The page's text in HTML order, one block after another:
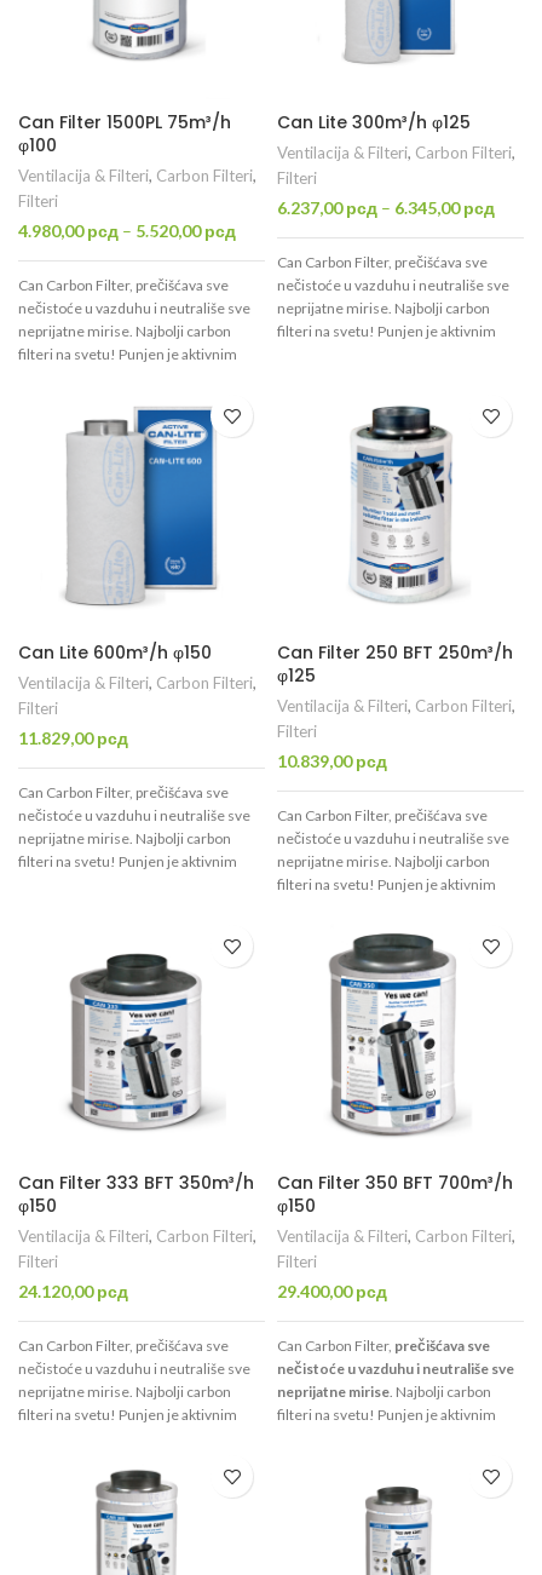
Can Filter 1500PL 75m³/h
φ100
Ventilacija & Filteri, Carbon Filteri,
Filteri
4.980,00рсд – 5.520,00рсд
Can Carbon Filter, prečišćava sve
nečistoće u vazduhu i neutrališe sve
neprijatne mirise. Najbolji carbon
filteri na svetu! Punjen je aktivnim
vazduha. Uspešno prečisti 75m³/h,
ima otvor promera φ100mm.
Can Lite 300m³/h φ125
Ventilacija & Filteri, Carbon Filteri,
Filteri
6.237,00рсд – 6.345,00рсд
Can Carbon Filter, prečišćava sve
nečistoće u vazduhu i neutrališe sve
neprijatne mirise. Najbolji carbon
filteri na svetu! Punjen je aktivnim
ima otvor promera φ100mm. Filter
možete poručiti u izvornom stanju, ali
preporučuje se odabir jedan od dva
nastavaka, promera 100 i 125mm.
Can Lite 600m³/h φ150
Ventilacija & Filteri, Carbon Filteri,
Filteri
11.829,00рсд
Can Carbon Filter, prečišćava sve
nečistoće u vazduhu i neutrališe sve
neprijatne mirise. Najbolji carbon
filteri na svetu! Punjen je aktivnim
ima otvor promera φ150mm.
Can Filter 250 BFT 250m³/h
φ125
Ventilacija & Filteri, Carbon Filteri,
Filteri
10.839,00рсд
Can Carbon Filter, prečišćava sve
nečistoće u vazduhu i neutrališe sve
neprijatne mirise. Najbolji carbon
filteri na svetu! Punjen je aktivnim
namenjen isključivo za filtraciju
vazduha. Uspešno prečisti 250m³/h,
ima otvor promera φ125mm.
Can Filter 333 BFT 350m³/h
φ150
Ventilacija & Filteri, Carbon Filteri,
Filteri
24.120,00рсд
Can Carbon Filter, prečišćava sve
nečistoće u vazduhu i neutrališe sve
neprijatne mirise. Najbolji carbon
filteri na svetu! Punjen je aktivnim
vazduha. Uspešno prečisti 350m³/h,
ima otvor promera φ150mm.
Can Filter 350 BFT 700m³/h
φ150
Ventilacija & Filteri, Carbon Filteri,
Filteri
29.400,00рсд
Can Carbon Filter, prečišćava sve
nečistoće u vazduhu i neutrališe sve
neprijatne mirise. Najbolji carbon
filteri na svetu! Punjen je aktivnim
Uspešno prečisti 700m³/h ,
ima otvor promera φ150mm.
Dovoljan za prostorijudo 6m².